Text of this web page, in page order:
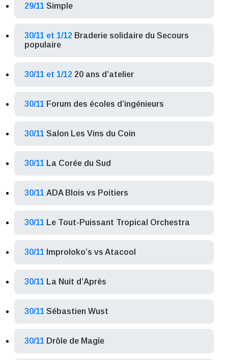
29/11 Simple
30/11 et 1/12 Braderie solidaire du Secours
populaire
30/11 et 1/12 20 ans d’atelier
30/11 Forum des écoles d’ingénieurs
30/11 Salon Les Vins du Coin
30/11 La Corée du Sud
30/11 ADA Blois vs Poitiers
30/11 Le Tout-Puissant Tropical Orchestra
30/11 Improloko’s vs Atacool
30/11 La Nuit d’Après
30/11 Sébastien Wust
30/11 Drôle de Magie